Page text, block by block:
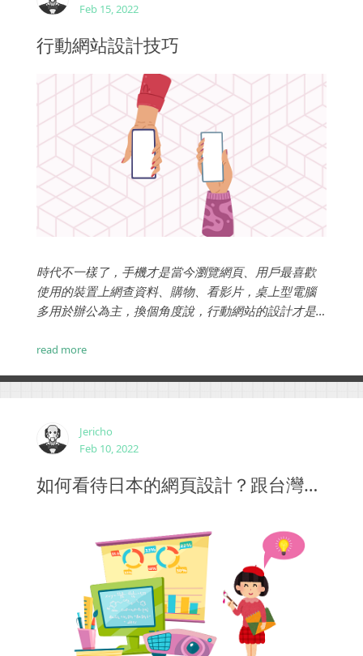
Feb 15, 2022
行動網站設計技巧
時代不一樣了，手機才是當今瀏覽網頁、用戶最喜歡
使用的裝置上網查資料、購物、看影片，桌上型電腦
多用於辦公為主，換個角度說，行動網站的設計才是
read more
Jericho
Feb 10, 2022
如何看待日本的網頁設計？跟台灣有什麽不一樣？